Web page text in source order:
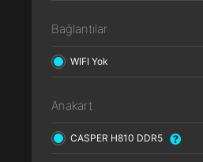
Bağlantılar
WIFI Yok
Anakart
CASPER H810 DDR5